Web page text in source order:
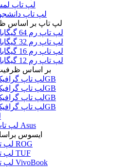
لپ تاپ
لپ تاپ
لپ تاپ بر اساس
لپ تاپ رم 64 گیگابایت
لپ تاپ رم 32 گیگابایت
لپ تاپ رم 16 گیگابایت
لپ تاپ رم 12 گیگابایت
بر اساس
لپ تاپ گرافیک 8GB
لپ تاپ گرافیک 6GB
لپ تاپ گرافیک 4GB
لپ تاپ گرافیک 2GB
لپ تاپ گیمینگ Asus
ایسوس
لپ تاپ ROG
لپ تاپ TUF
لپ تاپ VivoBook